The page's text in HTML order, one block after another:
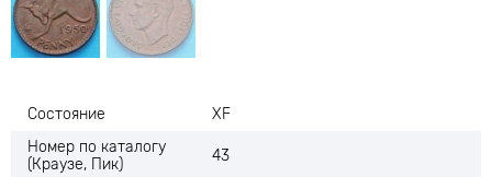
Состояние
XF
Номер по каталогу
(Краузе, Пик)
43